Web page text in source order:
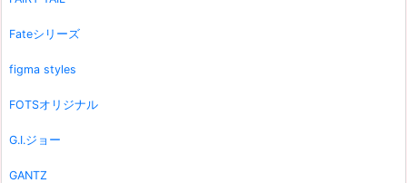
Fateシリーズ
figma styles
FOTSオリジナル
G.I.ジョー
GANTZ